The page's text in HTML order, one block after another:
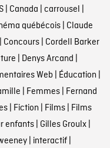
| Canada | carrousel |
québécois| Claude
| Concours| Cordell Barker
| Denys Arcand |
Web | Éducation |
| Femmes| Fernand
| Fiction | Films| Films
enfants| Gilles Groulx|
| interactif|